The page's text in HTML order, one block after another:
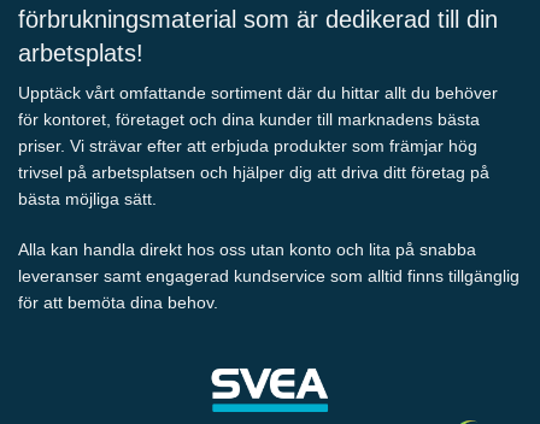
förbrukningsmaterial som är dedikerad till din
arbetsplats!
Upptäck vårt omfattande sortiment där du hittar allt du behöver
för kontoret, företaget och dina kunder till marknadens bästa
priser. Vi strävar efter att erbjuda produkter som främjar hög
trivsel på arbetsplatsen och hjälper dig att driva ditt företag på
bästa möjliga sätt.
Alla kan handla direkt hos oss utan konto och lita på snabba
leveranser samt engagerad kundservice som alltid finns tillgänglig
för att bemöta dina behov.